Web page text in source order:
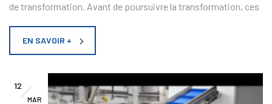
de transformation. Avant de poursuivre la transformation, ces
EN SAVOIR +
12
MAR